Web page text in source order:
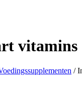
vitamins
/